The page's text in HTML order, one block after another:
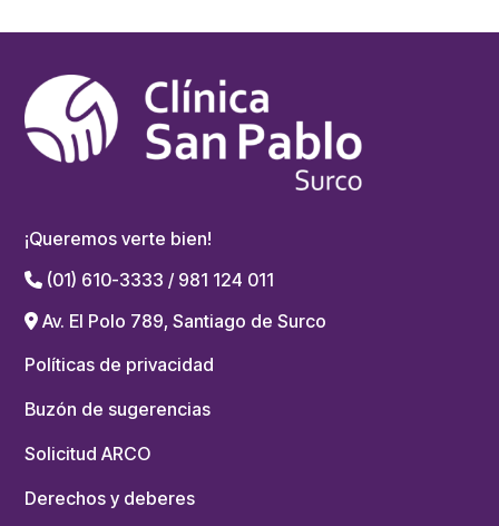
¡Queremos verte bien!
(01) 610-3333 / 981 124 011
Av. El Polo 789, Santiago de Surco
Políticas de privacidad
Buzón de sugerencias
Solicitud ARCO
Derechos y deberes